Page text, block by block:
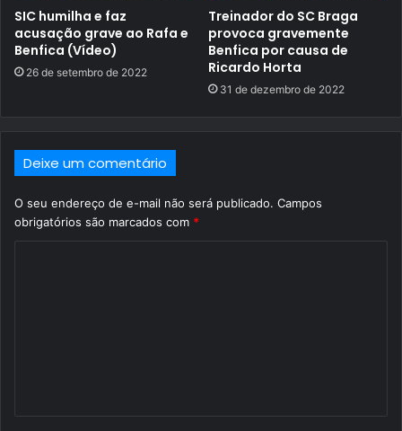
SIC humilha e faz
acusação grave ao Rafa e
Benfica (Vídeo)
26 de setembro de 2022
Treinador do SC Braga
provoca gravemente
Benfica por causa de
Ricardo Horta
31 de dezembro de 2022
Deixe um comentário
O seu endereço de e-mail não será publicado. Campos
obrigatórios são marcados com *